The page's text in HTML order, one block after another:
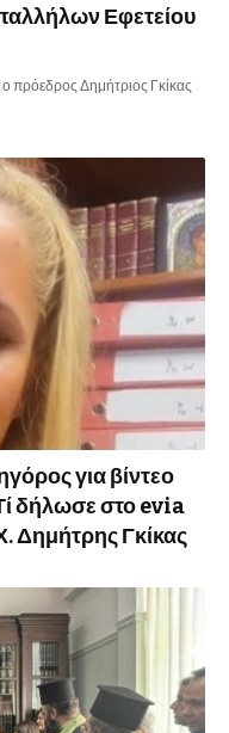
Εφετείου
πρόεδρος Δημήτριος Γκίκας
για βίντεο
δήλωσε στο evia
Δημήτρης Γκίκας